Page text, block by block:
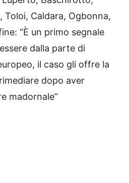
Toloi, Caldara, Ogbonna,
“È un primo segnale
dalla parte di
il caso gli offre la
dopo aver
madornale”